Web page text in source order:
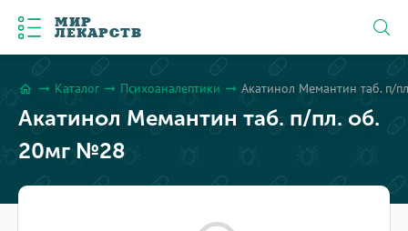
МИР
ЛЕКАРСТВ
home arrow_right_alt Каталог arrow_right_alt Психоаналептики arrow_right_alt Акатинол Мемантин таб. п/
Акатинол Мемантин таб. п/пл. об.
20мг №28